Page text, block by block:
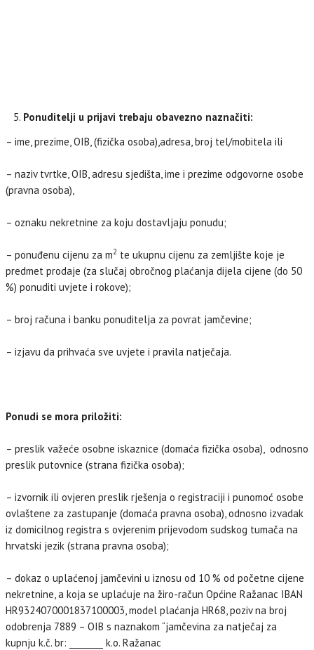
Ponuditelji u prijavi trebaju obavezno naznačiti:
– ime, prezime, OIB, (fizička osoba),adresa, broj tel/mobitela ili
– naziv tvrtke, OIB, adresu sjedišta, ime i prezime odgovorne osobe
(pravna osoba),
– oznaku nekretnine za koju dostavljaju ponudu;
– ponuđenu cijenu za m2 te ukupnu cijenu za zemljište koje je
predmet prodaje (za slučaj obročnog plaćanja dijela cijene (do 50
%) ponuditi uvjete i rokove);
– broj računa i banku ponuditelja za povrat jamčevine;
– izjavu da prihvaća sve uvjete i pravila natječaja.
Ponudi se mora priložiti:
– preslik važeće osobne iskaznice (domaća fizička osoba), odnosno
preslik putovnice (strana fizička osoba);
– izvornik ili ovjeren preslik rješenja o registraciji i punomoć osobe
ovlaštene za zastupanje (domaća pravna osoba), odnosno izvadak
iz domicilnog registra s ovjerenim prijevodom sudskog tumača na
hrvatski jezik (strana pravna osoba);
– dokaz o uplaćenoj jamčevini u iznosu od 10 % od početne cijene
nekretnine, a koja se uplaćuje na žiro-račun Općine Ražanac IBAN
HR9324070001837100003, model plaćanja HR68, poziv na broj
odobrenja 7889 – OIB s naznakom “jamčevina za natječaj za
kupnju k.č. br: ________ k.o. Ražanac